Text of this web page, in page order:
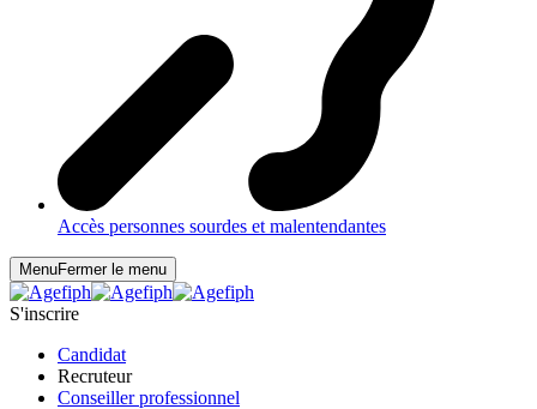
Accès personnes sourdes et malentendantes
MenuFermer le menu
S'inscrire
Candidat
Recruteur
Conseiller professionnel